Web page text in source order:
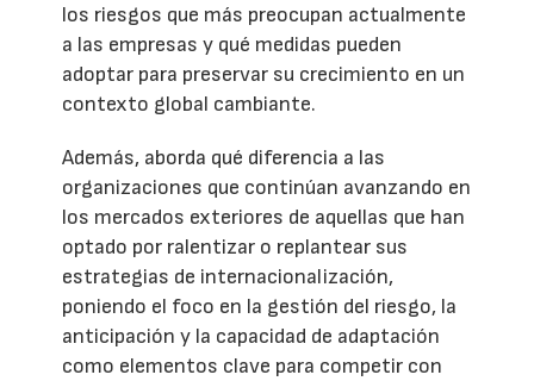
los riesgos que más preocupan actualmente
a las empresas y qué medidas pueden
adoptar para preservar su crecimiento en un
contexto global cambiante.
Además, aborda qué diferencia a las
organizaciones que continúan avanzando en
los mercados exteriores de aquellas que han
optado por ralentizar o replantear sus
estrategias de internacionalización,
poniendo el foco en la gestión del riesgo, la
anticipación y la capacidad de adaptación
como elementos clave para competir con